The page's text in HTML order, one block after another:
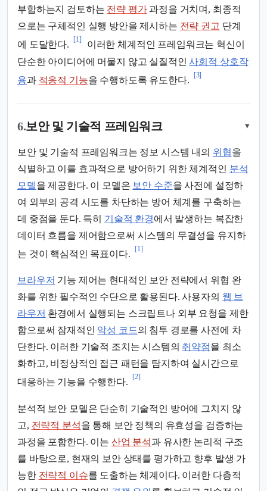
부합하는지 검토하는 전략 평가과정을 거치며, 최종적
으로는 구체적인 실행 방안을 제시하는 전략 권고 단계
에 도달한다.
[1]
이러한 체계적인 프레임워크는 혁신이
단순한 아이디어에 머물지 않고 실질적인사회적 상호작
용과 적응적 기능을 수행하도록 유도한다.
[3]
6.보안 및 기술적 프레임워크 ▾
보안 및 기술적 프레임워크는 정보 시스템 내의 위협을
식별하고 이를 효과적으로 방어하기 위한 체계적인 분석
모델을 제공한다. 이 모델은 보안 수준을 사전에 설정하
여 외부의 공격 시도를 차단하는 방어 체계를 구축하는
데 중점을 둔다. 특히 기술적 환경에서 발생하는 복잡한
데이터 흐름을 제어함으로써 시스템의 무결성을 유지하
는 것이 핵심적인 목표이다.
[1]
브라우저 기능 제어는 현대적인 보안 전략에서 위협 완
화를 위한 필수적인 수단으로 활용된다. 사용자의 웹 브
라우저 환경에서 실행되는 스크립트나 외부 요청을 제한
함으로써 잠재적인 악성 코드의 침투 경로를 사전에 차
단한다. 이러한 기술적 조치는 시스템의 취약점을 최소
화하고, 비정상적인 접근 패턴을 탐지하여 실시간으로
대응하는 기능을 수행한다.
[2]
분석적 보안 모델은 단순히 기술적인 방어에 그치지 않
고, 전략적 분석을 통해 보안 정책의 유효성을 검증하는
과정을 포함한다. 이는 산업 분석과 유사한 논리적 구조
를 바탕으로, 현재의 보안 상태를 평가하고 향후 발생 가
능한 전략적 이슈를 도출하는 체계이다. 이러한 다층적